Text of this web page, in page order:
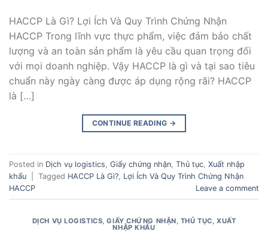
HACCP Là Gì? Lợi Ích Và Quy Trình Chứng Nhận
HACCP Trong lĩnh vực thực phẩm, việc đảm bảo chất
lượng và an toàn sản phẩm là yêu cầu quan trọng đối
với mọi doanh nghiệp. Vậy HACCP là gì và tại sao tiêu
chuẩn này ngày càng được áp dụng rộng rãi? HACCP
là […]
CONTINUE READING →
Posted in Dịch vụ logistics Giấy chứng nhận Thủ tục Xuất nhập
khẩu
Tagged HACCP Là Gì? Lợi Ích Và Quy Trình Chứng Nhận
HACCP
Leave a comment
DỊCH VỤ LOGISTICS,GIẤY CHỨNG NHẬN, THỦ TỤC, XUẤT
NHẬP KHẨU